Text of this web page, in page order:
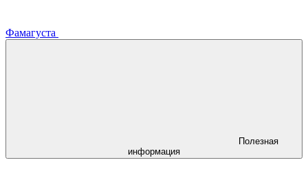
Фамагуста
Полезная
информация